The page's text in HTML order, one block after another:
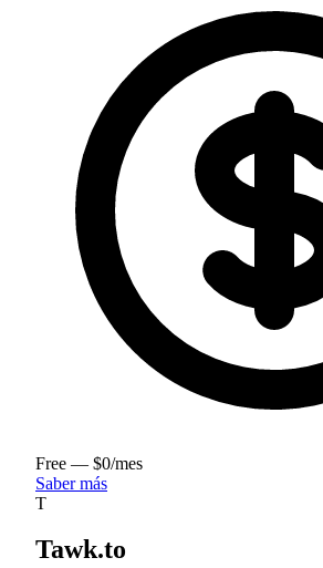
Free — $0/mes
Saber más
T
Tawk.to